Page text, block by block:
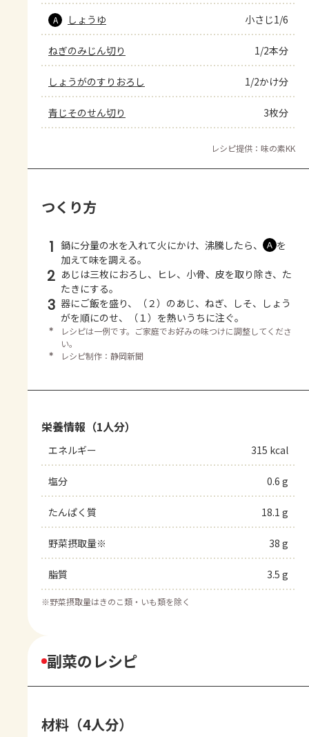
A しょうゆ 小さじ1/6
ねぎのみじん切り 1/2本分
しょうがのすりおろし 1/2かけ分
青じそのせん切り 3枚分
レシピ提供：味の素KK
つくり方
1 鍋に分量の水を入れて火にかけ、沸騰したら、 Ａ を
加えて味を調える。
2 あじは三枚におろし、ヒレ、小骨、皮を取り除き、た
たきにする。
3 器にご飯を盛り、（２）のあじ、ねぎ、しそ、しょう
がを順にのせ、（１）を熱いうちに注ぐ。
＊
レシピは一例です。ご家庭でお好みの味つけに調整してくださ
い。
＊
レシピ制作：静岡新聞
栄養情報（1人分）
エネルギー 315 kcal
塩分 0.6 g
たんぱく質 18.1 g
野菜摂取量※ 38 g
脂質 3.5 g
※野菜摂取量はきのこ類・いも類を除く
副菜のレシピ
材料（4人分）